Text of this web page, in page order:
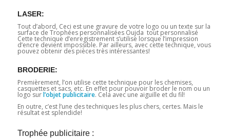
LASER:
Tout d’abord, Ceci est une gravure de votre logo ou un texte sur la
surface de Trophées personnalisées Oujda tout personnalisé
Cette technique d’enregistrement s’utilise lorsque l’impression
d’encre devient impossible. Par ailleurs, avec cette technique, vous
pouvez obtenir des pièces très intéressantes!
BRODERIE:
Premièrement, l’on utilise cette technique pour les chemises,
casquettes et sacs, etc. En effet pour pouvoir broder le nom ou un
logo surl’objet publicitaire. Cela avec une aiguille et du fil!
En outre, c’est l’une des techniques les plus chers, certes. Mais le
résultat est splendide!
Trophée publicitaire :